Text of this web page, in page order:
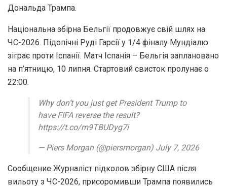
Дональда Трампа.
Національна збірна Бельгії продовжує свій шлях на
ЧС-2026. Підопічні Руді Гарсії у 1/4 фіналу Мундіалю
зіграє проти Іспанії. Матч Іспанія – Бельгія заплановано
на п’ятницю, 10 липня. Стартовий свисток пролунає о
22:00.
Why don’t you just get President Trump to
have FIFA reverse the result?
https://t.co/m9TBUDyg7i
— Piers Morgan (@piersmorgan) July 7, 2026
Сообщение Журналіст підколов збірну США після
вильоту з ЧС-2026, присоромивши Трампа появились